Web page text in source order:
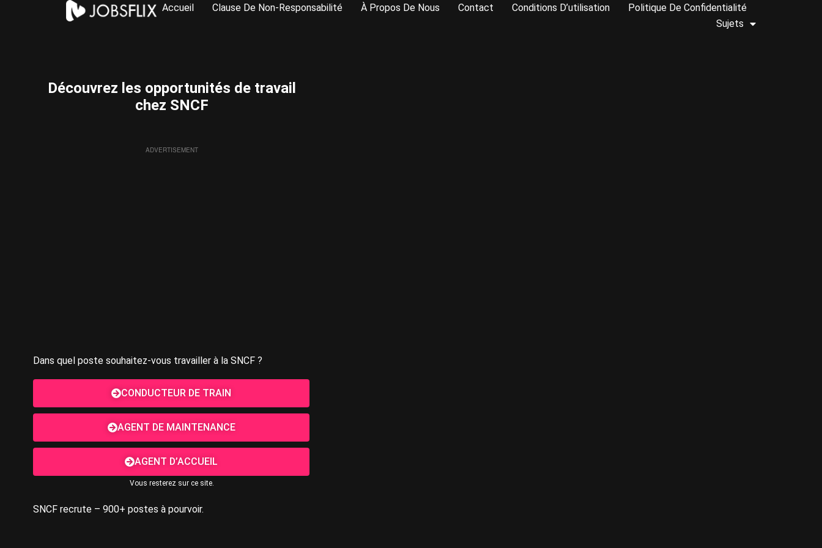
Accueil Clause De Non-Responsabilité À Propos De Nous Contact Conditions D’utilisation
Politique De Confidentialité
Sujets
Découvrez les opportunités de travail
chez SNCF
ADVERTISEMENT
Dans quel poste souhaitez-vous travailler à la SNCF ?
CONDUCTEUR DE TRAIN
AGENT DE MAINTENANCE
AGENT D’ACCUEIL
Vous resterez sur ce site.
SNCF recrute – 900+ postes à pourvoir.​